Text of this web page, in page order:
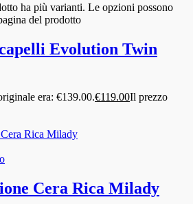
ha più varianti. Le opzioni possono
del prodotto
Evolution Twin
era: €139.00.€119.00Il prezzo
Cera Rica Milady